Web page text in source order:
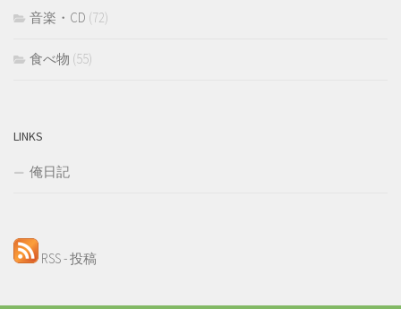
音楽・CD (72)
食べ物 (55)
LINKS
俺日記
RSS - 投稿